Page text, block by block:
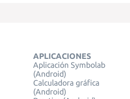
APLICACIONES
Aplicación Symbolab
(Android)
Calculadora gráfica
(Android)